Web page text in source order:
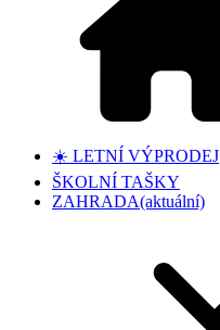
☀️ LETNÍ VÝPRODEJ
ŠKOLNÍ TAŠKY
ZAHRADA(aktuální)